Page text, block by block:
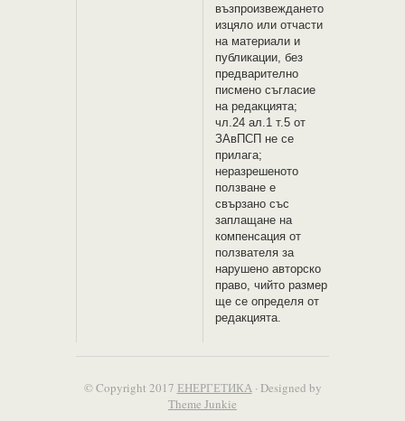
възпроизвеждането
изцяло или отчасти
на материали и
публикации, без
предварително
писмено съгласие
на редакцията;
чл.24 ал.1 т.5 от
ЗАвПСП не се
прилага;
неразрешеното
ползване е
свързано със
заплащане на
компенсация от
ползвателя за
нарушено авторско
право, чийто размер
ще се определя от
редакцията.
© Copyright 2017 ЕНЕРГЕТИКА· Designed by
Theme Junkie